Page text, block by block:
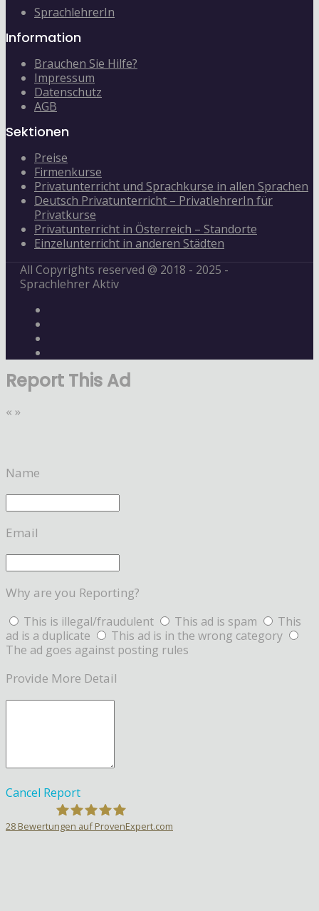
SprachlehrerIn
Information
Brauchen Sie Hilfe?
Impressum
Datenschutz
AGB
Sektionen
Preise
Firmenkurse
Privatunterricht und Sprachkurse in allen Sprachen
Deutsch Privatunterricht – PrivatlehrerIn für
Privatkurse
Privatunterricht in Österreich – Standorte
Einzelunterricht in anderen Städten
All Copyrights reserved @ 2018 - 2025 -
Sprachlehrer Aktiv
Report This Ad
« »
Name
Email
Why are you Reporting?
This is illegal/fraudulent This ad is spam
This
ad is a duplicate
This ad is in the wrong category
The ad goes against posting rules
Provide More Detail
Cancel Report
28 Bewertungen auf ProvenExpert.com